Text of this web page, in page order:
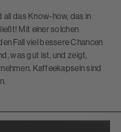
all das Know-how, das in
Mit einer solchen
Fall viel bessere Chancen
was gut ist, und zeigt,
Kaffeekapseln sind